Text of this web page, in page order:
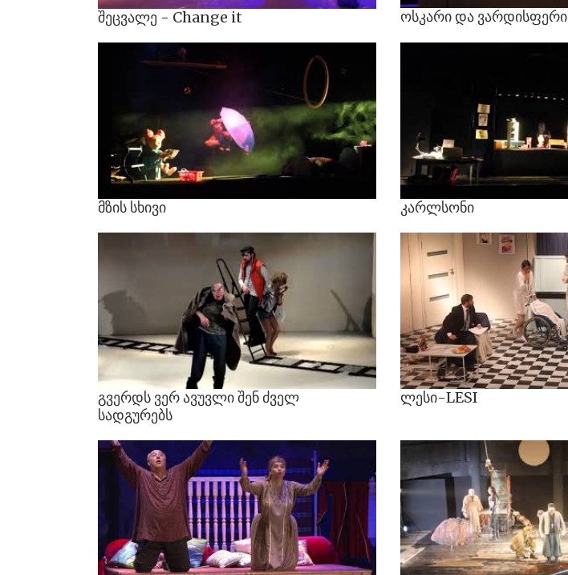
შეცვალე - Change it ოსკარი და ვარდისფერი
მზის სხივი კარლსონი
გვერდს ვერ ავუვლიშენ ძველ
სადგურებს
ლესი-LESI